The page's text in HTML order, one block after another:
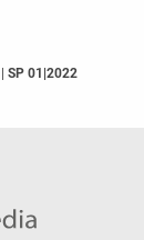
SP 01|2022